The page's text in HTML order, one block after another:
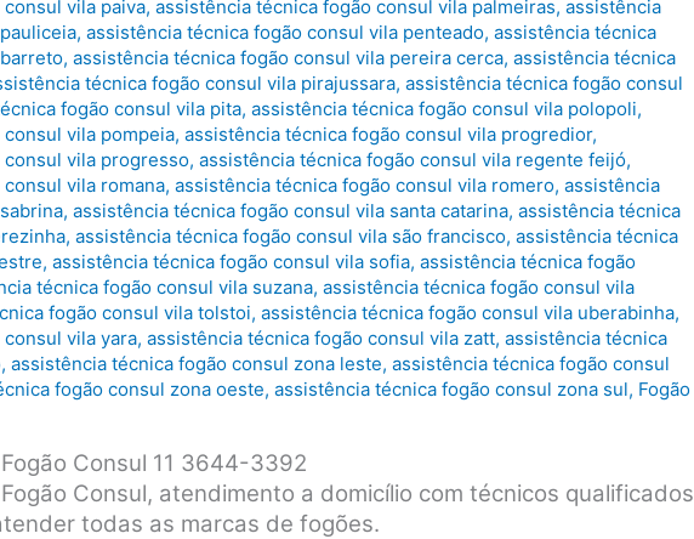
vila paiva, assistência técnica fogão consul vila palmeiras, assistência
, assistência técnica fogão consul vila penteado, assistência técnica
, assistência técnica fogão consul vila pereira cerca, assistência técnica
técnica fogão consul vila pirajussara, assistência técnica fogão consul
fogão consul vila pita, assistência técnica fogão consul vila polopoli,
vila pompeia, assistência técnica fogão consul vila progredior,
vila progresso, assistência técnica fogão consul vila regente feijó,
vila romana, assistência técnica fogão consul vila romero, assistência
, assistência técnica fogão consul vila santa catarina, assistência técnica
, assistência técnica fogão consul vila são francisco, assistência técnica
, assistência técnica fogão consul vila sofia, assistência técnica fogão
técnica fogão consul vila suzana, assistência técnica fogão consul vila
fogão consul vila tolstoi, assistência técnica fogão consul vila uberabinha,
vila yara, assistência técnica fogão consul vila zatt, assistência técnica
, assistência técnica fogão consul zona leste, assistência técnica fogão consul
fogão consul zona oeste, assistência técnica fogão consul zona sul, Fogão
Consul 11 3644-3392
Consul, atendimento a domicílio com técnicos qualificados
todas as marcas de fogões.